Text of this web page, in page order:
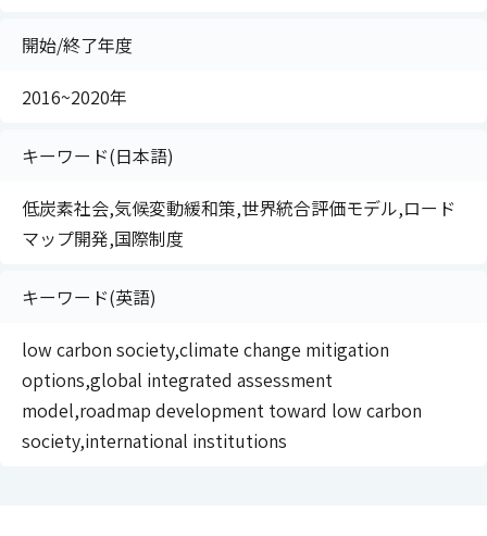
開始/終了年度
2016~2020年
キーワード(日本語)
低炭素社会,気候変動緩和策,世界統合評価モデル,ロード
マップ開発,国際制度
キーワード(英語)
low carbon society,climate change mitigation
options,global integrated assessment
model,roadmap development toward low carbon
society,international institutions